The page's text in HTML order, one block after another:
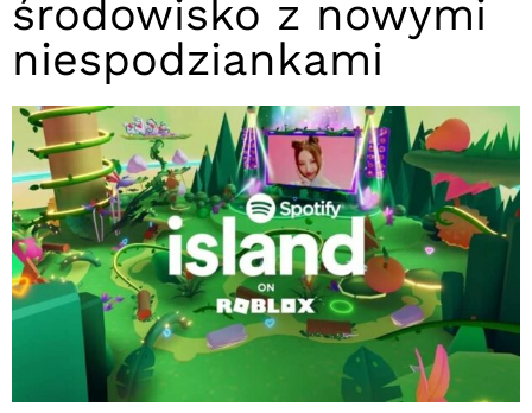
środowisko z nowymi
niespodziankami